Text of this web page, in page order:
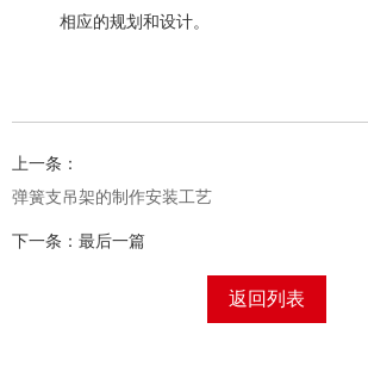
相应的规划和设计。
上一条：
弹簧支吊架的制作安装工艺
下一条：最后一篇
返回列表